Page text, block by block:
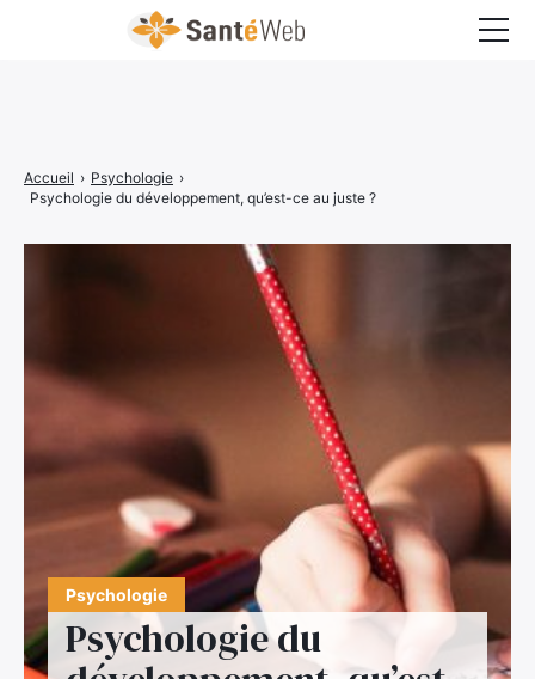
Psychologie
Psychologie du
Accueil › Psychologie ›
Psychologie du développement, qu’est-ce au juste ?
Chirurgie
Grossesse
Psychologie
Santé pratique